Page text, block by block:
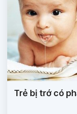
Trẻ bị trớ có